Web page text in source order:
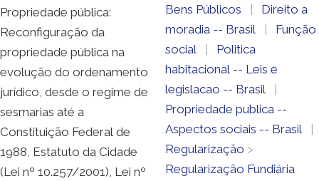
Propriedade pública:
Reconfiguração da
propriedade pública na
evolução do ordenamento
jurídico, desde o regime de
sesmarias até a
Constituição Federal de
1988, Estatuto da Cidade
(Lei nº 10.257/2001), Lei nº
Bens Públicos |
Direito a
moradia -- Brasil
|
Função
social
|
Politica
habitacional -- Leis e
legislacao -- Brasil
|
Propriedade publica --
Aspectos sociais -- Brasil
|
Regularização >
Regularização Fundiária